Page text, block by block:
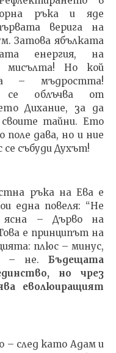
ръка и яде
верига на
Затова ябълката
енергия, на
мисълта! Но кой
– мъдростта!
облъчва от
Дихание, за да
тайни. Ето
дава, но и ние
се събуди Духът!
ръка на Ева е
една повеля: “Не
– Дърво на
е принципът на
плюс – минус,
– не. Бъдещата
но чрез
еволюиращият
– след като Адам и